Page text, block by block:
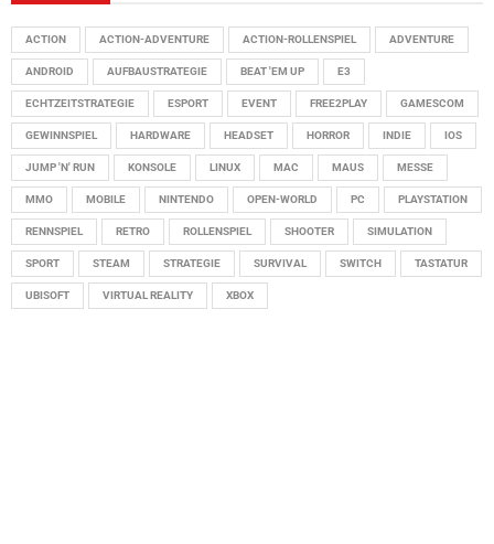
ACTION ACTION-ADVENTURE ACTION-ROLLENSPIEL ADVENTURE
ANDROID AUFBAUSTRATEGIE BEAT 'EM UP E3
ECHTZEITSTRATEGIE ESPORT EVENT FREE2PLAY GAMESCOM
GEWINNSPIEL HARDWARE HEADSET HORROR INDIE IOS
JUMP 'N' RUN KONSOLE LINUX MAC MAUS MESSE
MMO MOBILE NINTENDO OPEN-WORLD PC PLAYSTATION
RENNSPIEL RETRO ROLLENSPIEL SHOOTER SIMULATION
SPORT STEAM STRATEGIE SURVIVAL SWITCH TASTATUR
UBISOFT VIRTUAL REALITY XBOX